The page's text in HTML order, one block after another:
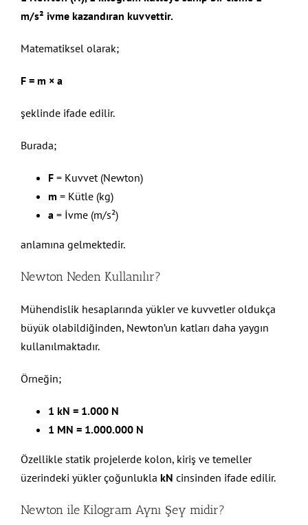
m/s² ivme kazandıran kuvvettir.
Matematiksel olarak;
F = m × a
şeklinde ifade edilir.
Burada;
F= Kuvvet (Newton)
m = Kütle (kg)
a= İvme (m/s²)
anlamına gelmektedir.
Newton Neden Kullanılır?
Mühendislik hesaplarında yükler ve kuvvetler oldukça
büyük olabildiğinden, Newton’un katları daha yaygın
kullanılmaktadır.
Örneğin;
1 kN = 1.000 N
1 MN = 1.000.000 N
Özellikle statik projelerde kolon, kiriş ve temeller
üzerindeki yükler çoğunlukla kN cinsinden ifade edilir.
Newton ile Kilogram Aynı Şey midir?